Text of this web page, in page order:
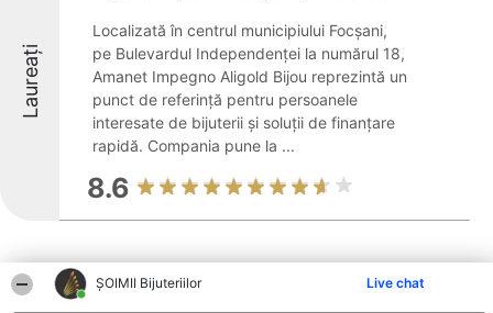
ŞOIMII Bijuteriilor Live chat
Laureați
Localizată în centrul municipiului Focșani,
pe Bulevardul Independenței la numărul 18,
Amanet Impegno Aligold Bijou reprezintă un
punct de referință pentru persoanele
interesate de bijuterii și soluții de finanțare
rapidă. Compania pune la ...
8.6